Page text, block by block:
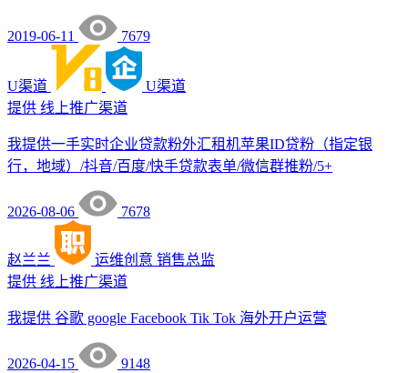
2019-06-11 7679
U渠道
U渠道
提供 线上推广渠道
我提供一手实时企业贷款粉外汇租机苹果ID贷粉（指定银
行，地域）/抖音/百度/快手贷款表单/微信群推粉/5+
2026-08-06 7678
赵兰兰 运维创意 销售总监
提供 线上推广渠道
我提供 谷歌 google Facebook Tik Tok 海外开户运营
2026-04-15 9148